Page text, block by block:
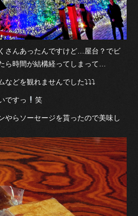
さんあったんですけど…屋台？でビ
ら時間が結構経ってしまって…
などを観れませんでした⤵︎⤵︎⤵︎
ですっ 笑
やらソーセージを貰ったので美味し